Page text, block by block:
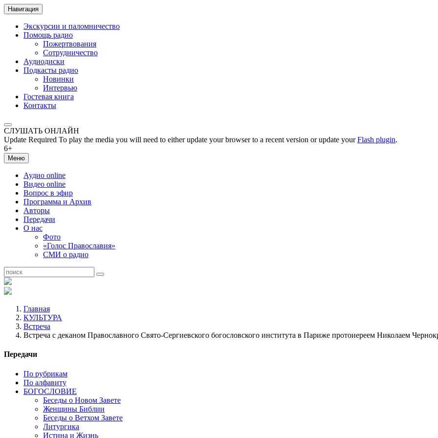
Навигация
Экскурсии и паломничество
Помощь радио
Пожертвования
Сотрудничество
Аудиодиски
Подкасты радио
Новинки
Интервью
Гостевая книга
Контакты
СЛУШАТЬ ОНЛАЙН
Update Required To play the media you will need to either update your browser to a recent version or update yourFlash plugin.
6+
Меню
Аудио online
Видео online
Вопрос в эфир
Программа и Архив
Авторы
Передачи
О нас
Фото
«Голос Православия»
СМИ о радио
Главная
КУЛЬТУРА
Встреча
Встреча с деканом Православного Свято-Сергиевского богословского института в Париже протоиереем Николаем
Передачи
По рубрикам
По алфавиту
БОГОСЛОВИЕ
Беседы о Новом Завете
Женщины Библии
Беседы о Ветхом Завете
Литургика
Истина и Жизнь